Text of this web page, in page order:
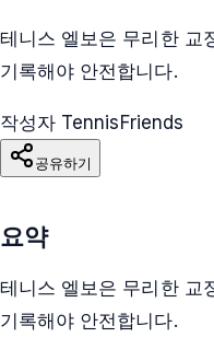
테니스 엘보은 무리한 교
기록해야 안전합니다.
작성자 TennisFriends
공유하기
요약
테니스 엘보은 무리한 교
기록해야 안전합니다.